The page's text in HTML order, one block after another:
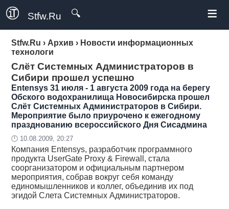
Stfw.Ru 🔍 ≡
Stfw.Ru › Архив › Новости информационных
технологи
Слёт Системных Администраторов в
Сибири прошел успешно
Entensys 31 июля - 1 августа 2009 года на берегу
Обского водохранилища Новосибирска прошел
Слёт Системных Администраторов в Сибири.
Мероприятие было приурочено к ежегодному
празднованию всероссийского Дня Сисадмина
🕛 10.08.2009, 20:27
Компания Entensys, разработчик программного
продукта UserGate Proxy & Firewall, стала
соорганизатором и официальным партнером
мероприятия, собрав вокруг себя команду
единомышленников и коллег, объединив их под
эгидой Слета Системных Администраторов.